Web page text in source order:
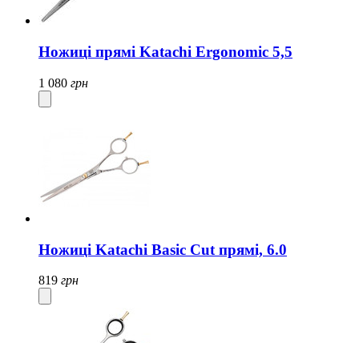
Ножиці прямі Katachi Ergonomic 5,5
1 080 грн
Ножиці Katachi Basic Cut прямі, 6.0
819 грн